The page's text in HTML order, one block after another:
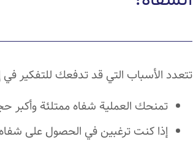
تتعدد الأسباب التي قد تدفعك للتفكير في
تمنحك العملية شفاه ممتلئة وأكبر
إذا كنت ترغبين في الحصول على شفاه